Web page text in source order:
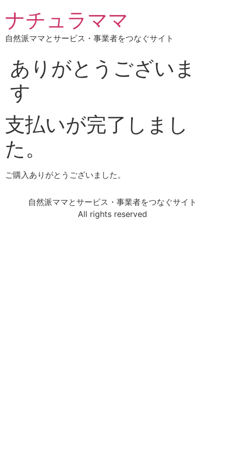
ナチュラママ
自然派ママとサービス・事業者をつなぐサイト
ありがとうございま
す
支払いが完了しまし
た。
ご購入ありがとうございました。
自然派ママとサービス・事業者をつなぐサイト
All rights reserved